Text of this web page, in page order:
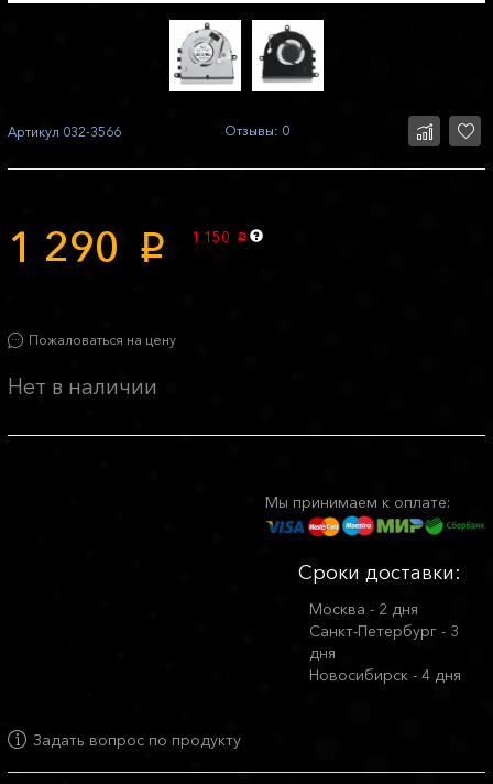
Артикул 032-3566 Отзывы: 0
1 290 p 1 150 p
Пожаловаться на цену
Нет в наличии
Мы принимаем к оплате:
Сроки доставки:
Москва - 2 дня
Санкт-Петербург - 3
дня
Новосибирск - 4 дня
Задать вопрос по продукту